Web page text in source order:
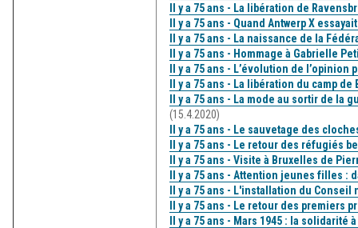
Il y a 75 ans - La libération de
Il y a 75 ans - Quand Antwerp X
Il y a 75 ans - La naissance de la
Il y a 75 ans - Hommage à Gabrielle
Il y a 75 ans - L’évolution de
Il y a 75 ans - La libération du camp de
Il y a 75 ans - La mode au sortir de
(15.4.2020)
Il y a 75 ans - Le sauvetage des
Il y a 75 ans - Le retour des réfugiés
Il y a 75 ans - Visite à Bruxelles de
Il y a 75 ans - Attention jeunes filles
Il y a 75 ans - L'installation du
Il y a 75 ans - Le retour des premiers
Il y a 75 ans - Mars 1945 : la